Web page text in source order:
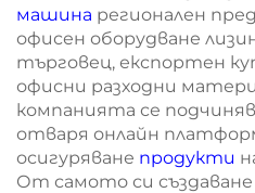
машина регионален
офисен оборудване
търговец, експортен
офисни разходни
компанията се
отваря онлайн
осигуряване продукти
От самото си